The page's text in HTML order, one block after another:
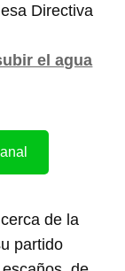
Directiva
el agua
de la
partido